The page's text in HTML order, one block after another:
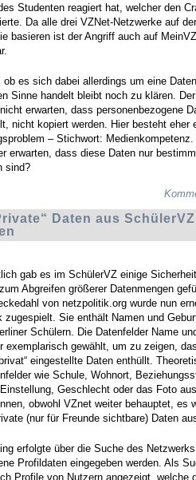
Studenten reagiert hat, welcher den
Da alle drei VZNet-Netzwerke auf
basieren ist der Angriff auch auf
ob es sich dabei allerdings um eine
Sinne handelt bleibt noch zu klären.
erwarten, dass personenbezogene
nicht kopiert werden. Hier besteht eher
– Stichwort: Medienkompetenz.
erwarten, dass diese Daten nur
sind?
Daten aus SchülerVZ
gab es im SchülerVZ einige
Abgreifen größerer Datenmengen
von netzpolitik.org wurde nun
zugespielt. Sie enthält Namen und
Schülern. Die Datenfelder Name
exemplarisch gewählt, um zu zeigen,
eingestellte Daten enthüllt.
wie Schule, Wohnort,
Geschlecht oder das Foto
obwohl VZnet weiter behauptet, es
(nur für Freunde sichtbare) Daten
erfolgte über die Suche des
Profildaten eingegeben werden. Als
Profile von Nutzern angezeigt, welche